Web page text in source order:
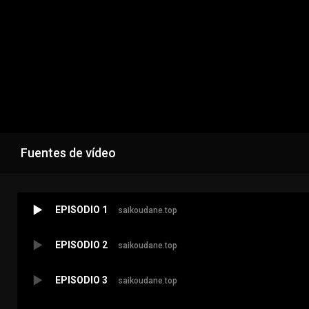
Fuentes de vídeo
EPISODIO 1 saikoudane.top
EPISODIO 2 saikoudane.top
EPISODIO 3 saikoudane.top